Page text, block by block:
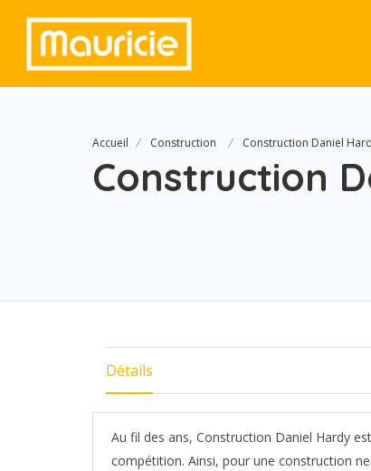
Accueil Construction Construction Daniel
Construction
Détails
Au fil des ans, Construction Daniel Hardy
compétition. Ainsi, pour une construction